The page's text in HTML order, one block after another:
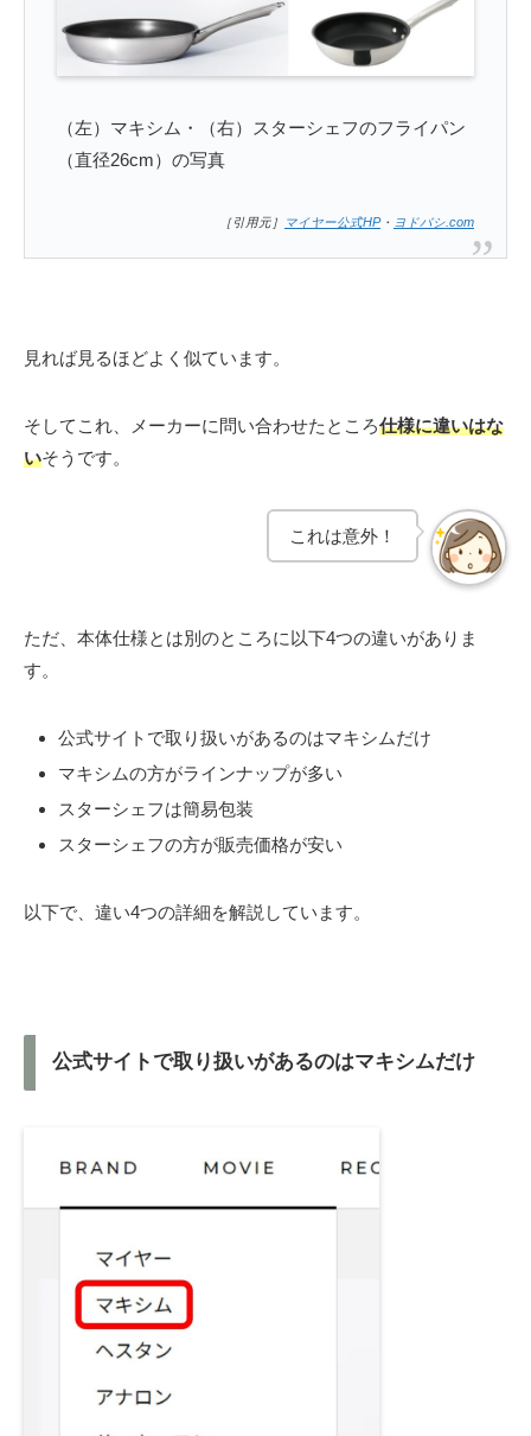
（左）マキシム・（右）スターシェフのフライパン
（直径26cm）の写真
［引用元］ マイヤー公式HP・ ヨドバシ.com
見れば見るほどよく似ています。
そしてこれ、メーカーに問い合わせたところ仕様に違いはな
いそうです。
これは意外！
ただ、本体仕様とは別のところに以下4つの違いがありま
す。
公式サイトで取り扱いがあるのはマキシムだけ
マキシムの方がラインナップが多い
スターシェフは簡易包装
スターシェフの方が販売価格が安い
以下で、違い4つの詳細を解説しています。
公式サイトで取り扱いがあるのはマキシムだけ